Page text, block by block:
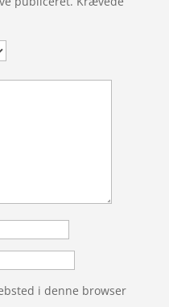
i denne browser